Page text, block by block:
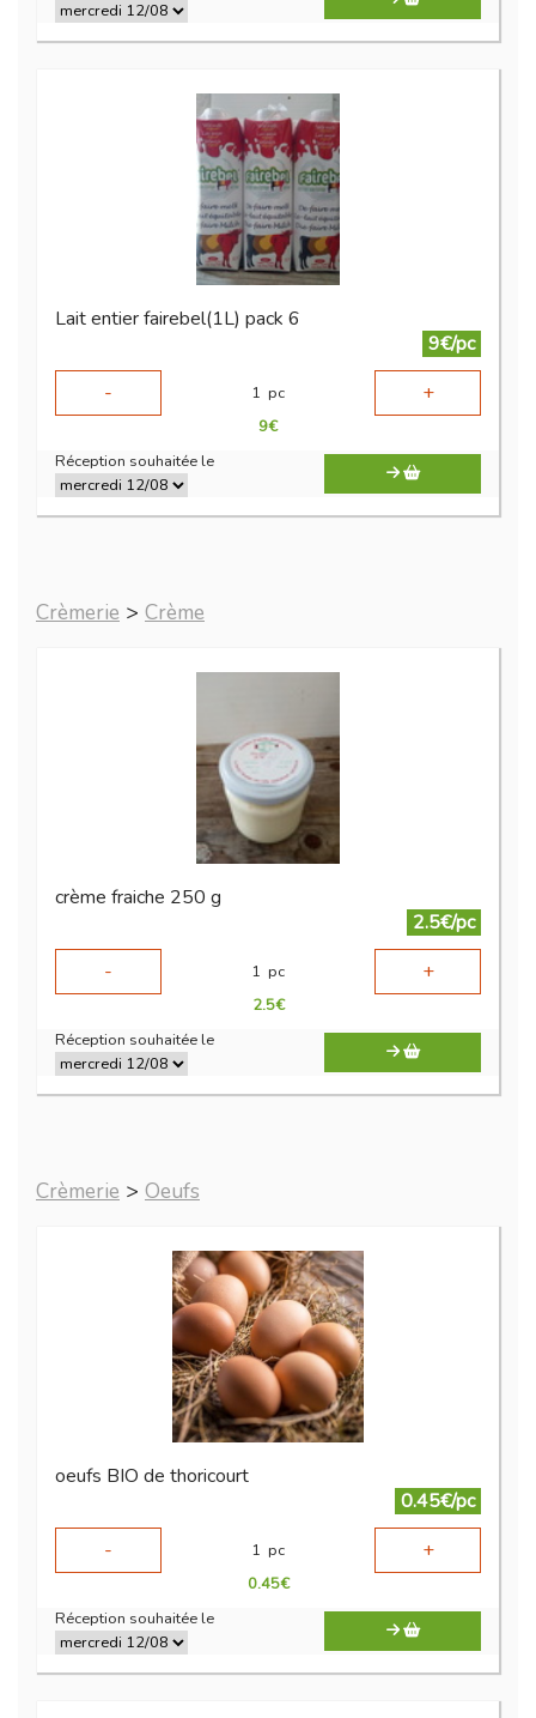
Lait entier fairebel(1L) pack 6
9€/pc
-
1 pc +
9€
Réception souhaitée le
Crèmerie > Crème
crème fraiche 250 g
2.5€/pc
-
1 pc +
2.5€
Réception souhaitée le
Crèmerie > Oeufs
oeufs BIO de thoricourt
0.45€/pc
-
1 pc +
0.45€
Réception souhaitée le